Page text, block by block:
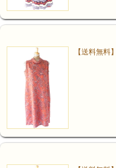
【送料無